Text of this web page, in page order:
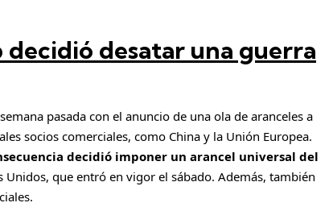
desatar una guerra
pasada con el anuncio de una ola de aranceles a
socios comerciales, como China y la Unión Europea.
decidió imponer un arancel universal del
que entró en vigor el sábado. Además, también